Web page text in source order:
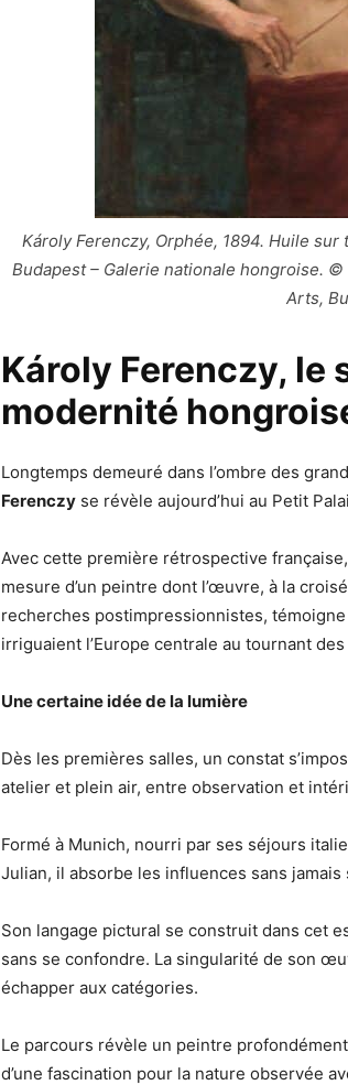
Károly Ferenczy, Orphée, 1894. Huile
Budapest – Galerie nationale hongroise.
Arts,
Károly Ferenczy, le
modernité
Longtemps demeuré dans l’ombre des
Ferenczy se révèle aujourd’hui au Petit
Avec cette première rétrospective
mesure d’un peintre dont l’œuvre, à la
recherches postimpressionnistes,
irriguaient l’Europe centrale au tournant
Une certaine idée de la lumière
Dès les premières salles, un constat
atelier et plein air, entre observation et
Formé à Munich, nourri par ses séjours
Julian, il absorbe les influences sans jamais
Son langage pictural se construit dans cet
sans se confondre. La singularité de son
échapper aux catégories.
Le parcours révèle un peintre
d’une fascination pour la nature observée